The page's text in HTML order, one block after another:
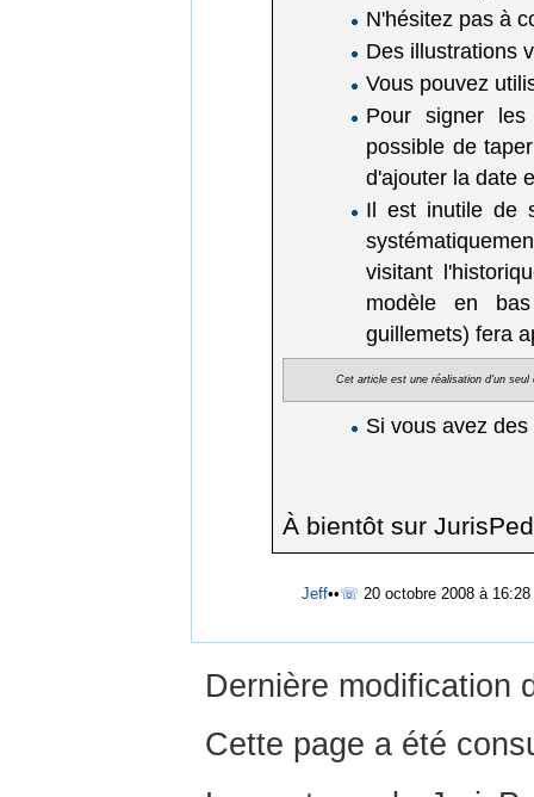
N'hésitez pas à
Des illustrations
Vous pouvez
Pour signer
possible de
d'ajouter la date
Il est inutile de
visitant
modèle en
guillemets) fera
Cet article est une réalisation d'un
Si vous avez
À bientôt sur
Jeff••☏ 20 octobre 2008 à 16:28
Dernière modification
Cette page a été